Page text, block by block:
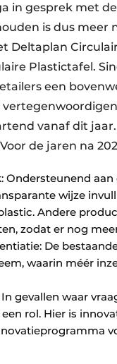
in gesprek met
is dus meer
Deltaplan
Plastictafel.
een
vanaf dit
de jaren na
Ondersteunend
wijze
Andere
zodat er nog
De
waarin méér
gevallen waar
rol. Hier is